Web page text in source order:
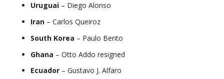
Uruguai– Diego Alonso
Iran– Carlos Queiroz
South Korea – Paulo Bento
Ghana – Otto Addo resigned
Ecuador– Gustavo J. Alfaro